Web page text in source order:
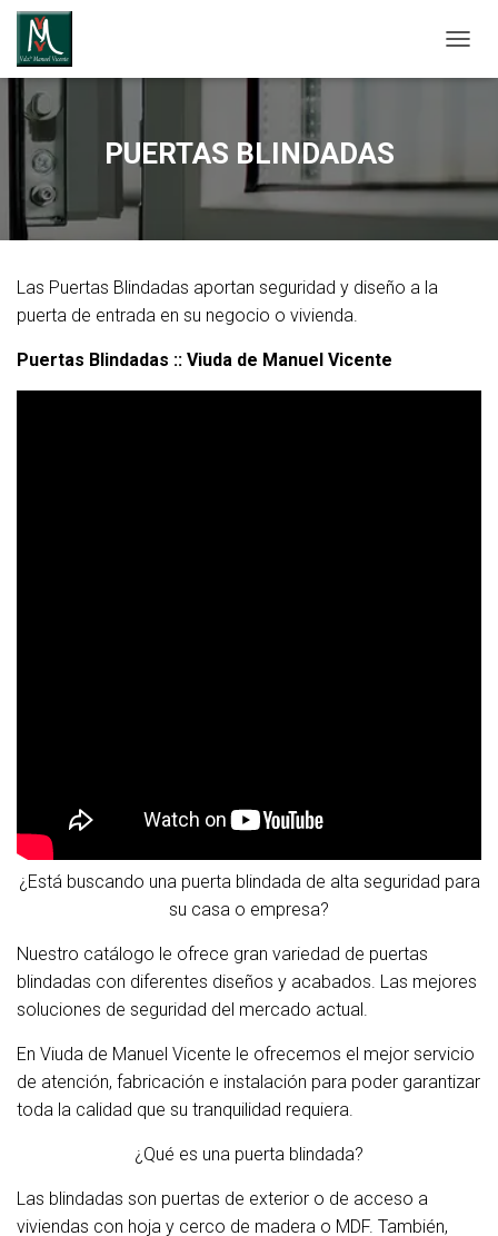
PUERTAS BLINDADAS
Las Puertas Blindadas aportan seguridad y diseño a la
puerta de entrada en su negocio o vivienda.
Puertas Blindadas :: Viuda de Manuel Vicente
¿Está buscando una puerta blindada de alta seguridad para
su casa o empresa?
Nuestro catálogo le ofrece gran variedad de puertas
blindadas con diferentes diseños y acabados. Las mejores
soluciones de seguridad del mercado actual.
En Viuda de Manuel Vicente le ofrecemos el mejor servicio
de atención, fabricación e instalación para poder garantizar
toda la calidad que su tranquilidad requiera.
¿Qué es una puerta blindada?
Las blindadas son puertas de exterior o de acceso a
viviendas con hoja y cerco de madera o MDF. También,